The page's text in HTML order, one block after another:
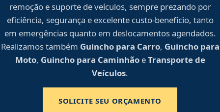
remoção e suporte de veículos, sempre prezando por
eficiência, segurança e excelente custo-benefício, tanto
em emergências quanto em deslocamentos agendados.
Realizamos também Guincho para Carro, Guincho para
Moto, Guincho para CaminhãoeTransporte de
Veículos.
SOLICITE SEU ORÇAMENTO